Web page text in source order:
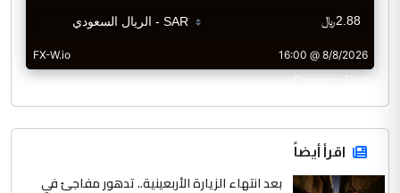
CurrencyRate
اقرأ أيضاً
بعد انتهاء الزيارة الأربعينية.. تدهور مفاجئ في